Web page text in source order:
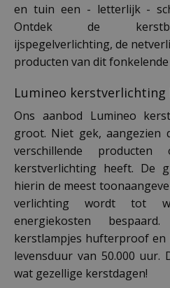
en tuin een - letterlijk -
Ontdek de
ijspegelverlichting, de
producten van dit
Lumineo
Ons aanbod Lumineo
groot. Niet gek, aangezien
verschillende
kerstverlichting heeft. De
hierin de meest
verlichting wordt tot
energiekosten
kerstlampjes hufterproof en
levensduur van 50.000 uur.
wat gezellige kerstdagen!